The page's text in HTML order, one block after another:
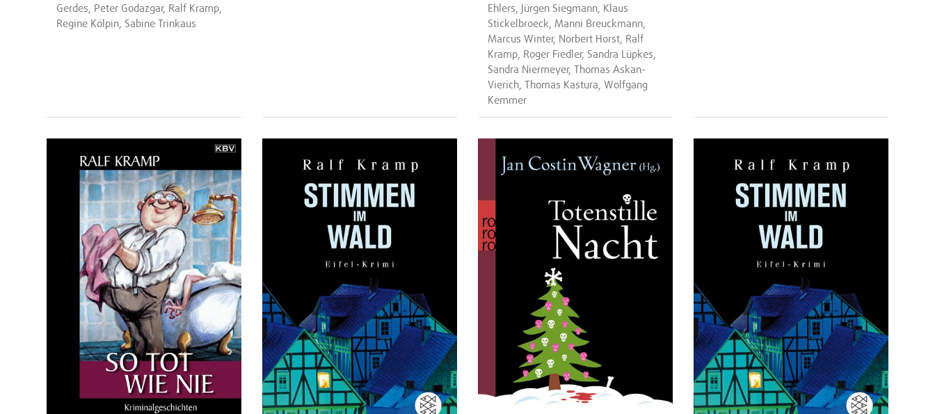
Gerdes, Peter Godazgar, Ralf Kramp,
Regine Kölpin, Sabine Trinkaus
Ehlers, Jürgen Siegmann, Klaus
Stickelbroeck, Manni Breuckmann,
Marcus Winter, Norbert Horst, Ralf
Kramp, Roger Fiedler, Sandra Lüpkes,
Sandra Niermeyer, Thomas Askan-
Vierich, Thomas Kastura, Wolfgang
Kemmer